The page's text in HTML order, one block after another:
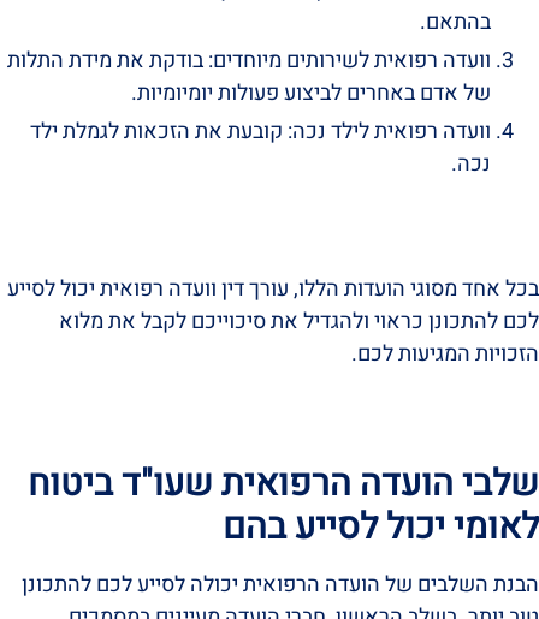
בהתאם.
וועדה רפואית לשירותים מיוחדים: בודקת את מידת התלות
של אדם באחרים לביצוע פעולות יומיומיות.
וועדה רפואית לילד נכה: קובעת את הזכאות לגמלת ילד
נכה.
בכל אחד מסוגי הועדות הללו, עורך דין וועדה רפואית יכול לסייע
לכם להתכונן כראוי ולהגדיל את סיכוייכם לקבל את מלוא
הזכויות המגיעות לכם.
שלבי הועדה הרפואית שעו"ד ביטוח
לאומי יכול לסייע בהם
הבנת השלבים של הועדה הרפואית יכולה לסייע לכם להתכונן